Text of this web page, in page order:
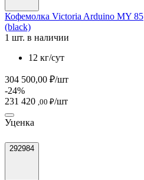
Кофемолка Victoria Arduino MY 85
(black)
1 шт. в наличии
12 кг/сут
304 500,00 ₽/шт
-24%
231 420 ,00 ₽/шт
Уценка
292984